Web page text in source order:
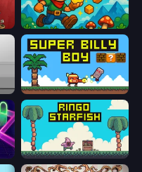
Larry World
Super Billy Boy
Ringo Starfish